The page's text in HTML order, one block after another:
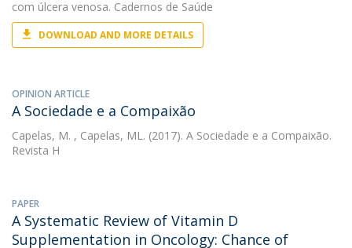
com úlcera venosa. Cadernos de Saúde
DOWNLOAD AND MORE DETAILS
OPINION ARTICLE
A Sociedade e a Compaixão
Capelas, M. , Capelas, ML. (2017). A Sociedade e a Compaixão.
Revista H
PAPER
A Systematic Review of Vitamin D
Supplementation in Oncology: Chance of